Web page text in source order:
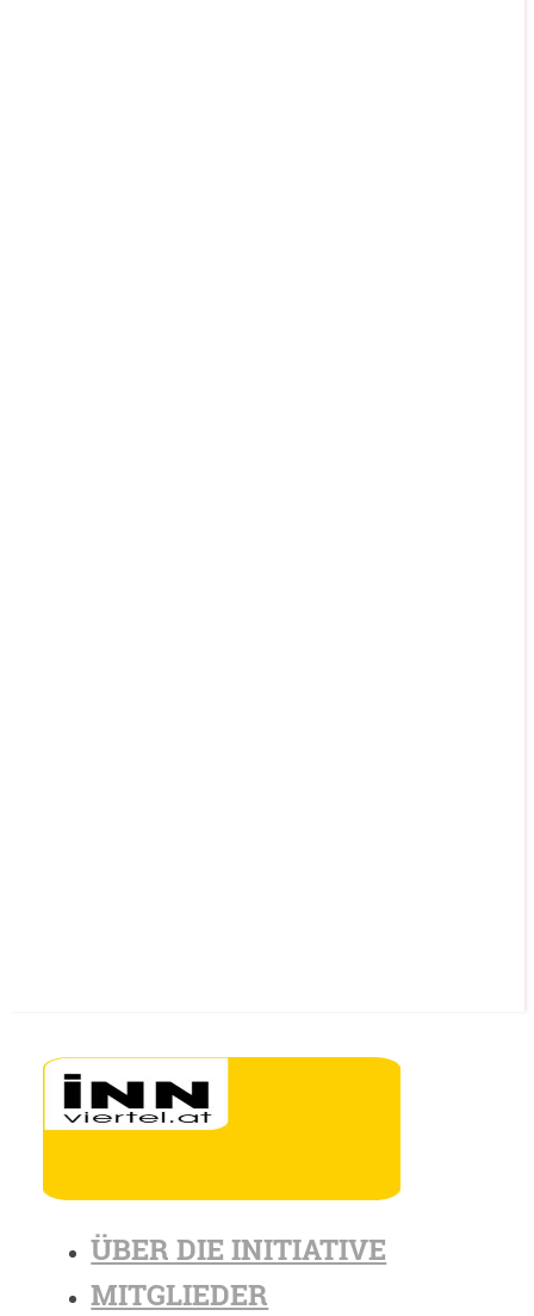
ÜBER DIE INITIATIVE
MITGLIEDER